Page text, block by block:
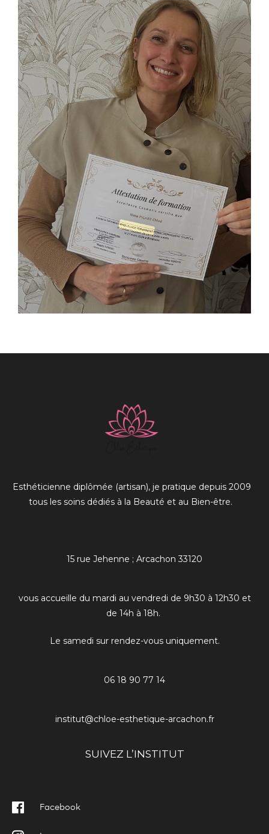
Esthéticienne diplômée (artisan), je pratique depuis 2009
tous les soins dédiés à la Beauté et au Bien-être.
15 rue Jehenne ; Arcachon 33120
vous accueille du mardi au vendredi de 9h30 à 12h30 et
de 14h à 18h.
Le samedi sur rendez-vous uniquement.
06 18 90 77 14
institut@chloe-esthetique-arcachon.fr
SUIVEZ L’INSTITUT
Facebook